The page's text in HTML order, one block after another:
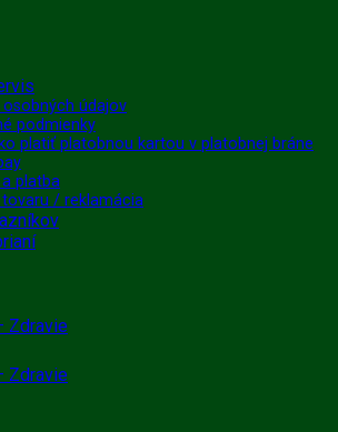
osobných údajov
podmienky
platiť platobnou kartou v platobnej bráne
platba
/ reklamácia